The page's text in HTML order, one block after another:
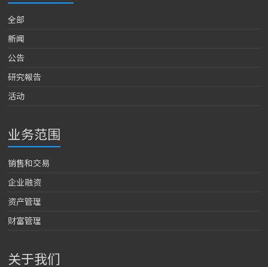
全部
新闻
公告
研究報告
活动
业务范围
销售和交易
企业融资
资产管理
财富管理
关于我们